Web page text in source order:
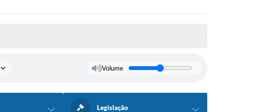
Volume
Legislação